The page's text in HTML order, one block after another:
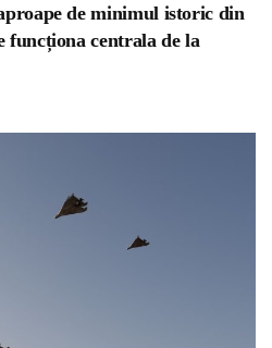
de minimul istoric din
funcționa centrala de la